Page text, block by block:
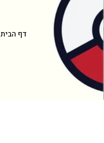
דף הבית